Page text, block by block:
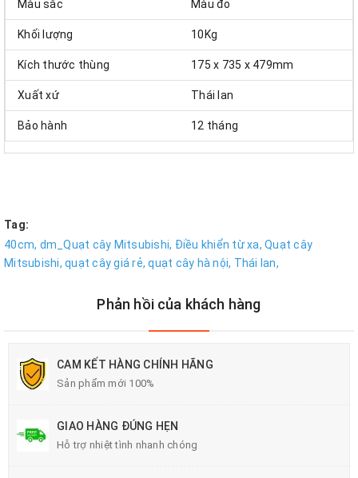
Màu sắc Màu đỏ
Khối lượng 10Kg
Kích thước thùng 175 x 735 x 479mm
Xuất xứ Thái lan
Bảo hành 12 tháng
Tag:
40cm, dm_Quạt cây Mitsubishi, Điều khiển từ xa, Quạt cây
Mitsubishi, quạt cây giá rẻ, quạt cây hà nội, Thái lan,
Phản hồi của khách hàng
CAM KẾT HÀNG CHÍNH HÃNG
Sản phẩm mới 100%
GIAO HÀNG ĐÚNG HẸN
Hỗ trợ nhiệt tình nhanh chóng